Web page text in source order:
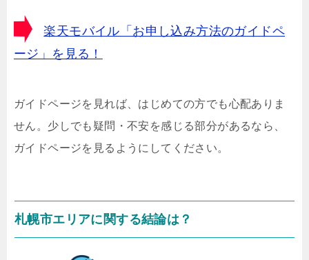
楽天モバイル「お申し込み方法のガイドペ
ージ」を見る！
ガイドページを見れば、はじめての方でも心配ありま
せん。少しでも疑問・不安を感じる部分があるなら、
ガイドページを見るようにしてください。
札幌市エリアに関する結論は？